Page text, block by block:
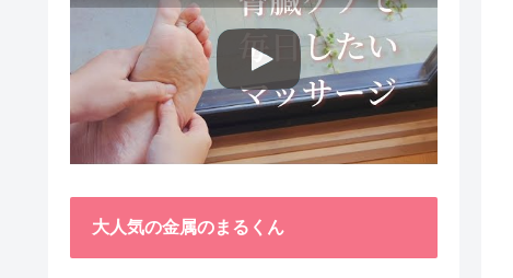
大人気の金属のまるくん